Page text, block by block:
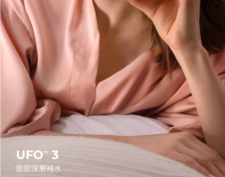
UFO™ 3
面部深層補水
我的訂閱
issa™ Teeth Whitening Set
FAQ™ Dual LED Panel
熱門產品
特別優惠
發貨國家
美國 預計送達日期 8/11/26
英國 預計送達日期 8/10/26
西班牙 預計送達日期8/10/26
澳洲 預計送達日期8/13/26
預計送達日期8/10/26
德國 預計送達日期 8/10/26